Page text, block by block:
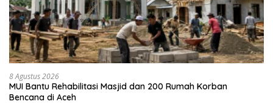
8 Agustus 2026
MUI Bantu Rehabilitasi Masjid dan 200 Rumah Korban
Bencana di Aceh